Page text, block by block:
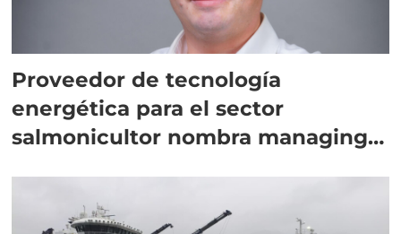
Proveedor de tecnología
energética para el sector
salmonicultor nombra managing